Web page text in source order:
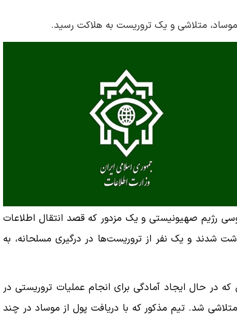
موساد، متلاشی و یک تروریست به هلاکت رسید.
رژیم صهیونیستی و یک مزدور که قصد انتقال اطلاعات
کشور را داشت در ۶ استان کشور بازداشت شدند و یک نفر از تروریست‌ها در درگیری مسلحانه، به
در حال ایجاد آمادگی برای انجام عملیات تروریستی در
شد. تیم مذکور که با دریافت پول از موساد در چند